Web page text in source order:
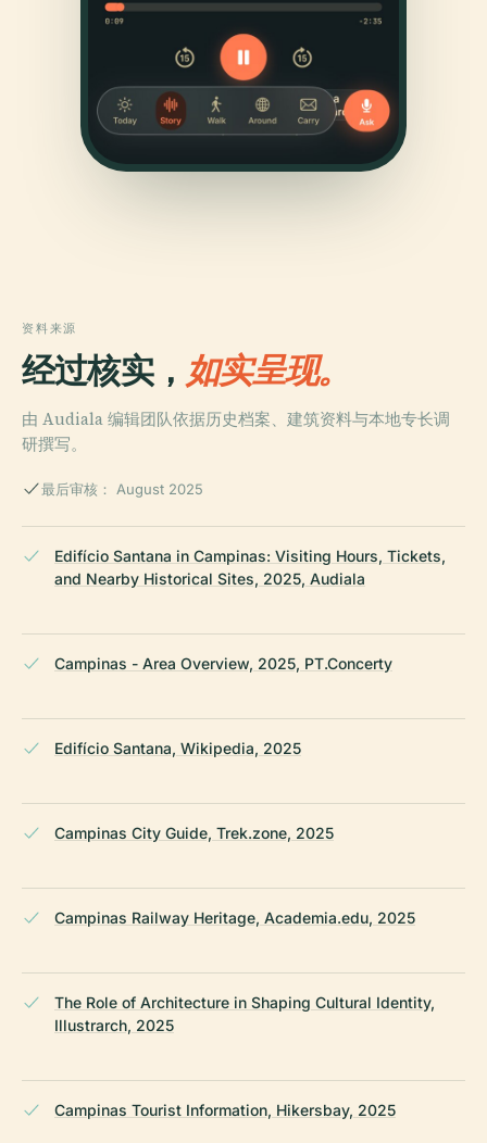
资料来源
经过核实， 如实呈现。
由 Audiala 编辑团队依据历史档案、建筑资料与本地专长调
研撰写。
最后审核： August 2025
Edifício Santana in Campinas: Visiting Hours, Tickets,
and Nearby Historical Sites, 2025, Audiala
Campinas - Area Overview, 2025, PT.Concerty
Edifício Santana, Wikipedia, 2025
Campinas City Guide, Trek.zone, 2025
Campinas Railway Heritage, Academia.edu, 2025
The Role of Architecture in Shaping Cultural Identity,
Illustrarch, 2025
Campinas Tourist Information, Hikersbay, 2025